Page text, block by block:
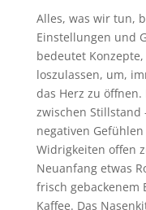
Alles, was wir tun,
Einstellungen und
bedeutet
loszulassen, um,
das Herz zu
zwischen Stillstand
negativen
Widrigkeiten offen
Neuanfang etwas
frisch gebackenem
Kaffee. Das